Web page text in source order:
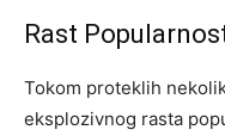
Rast
Tokom proteklih
eksplozivnog rasta